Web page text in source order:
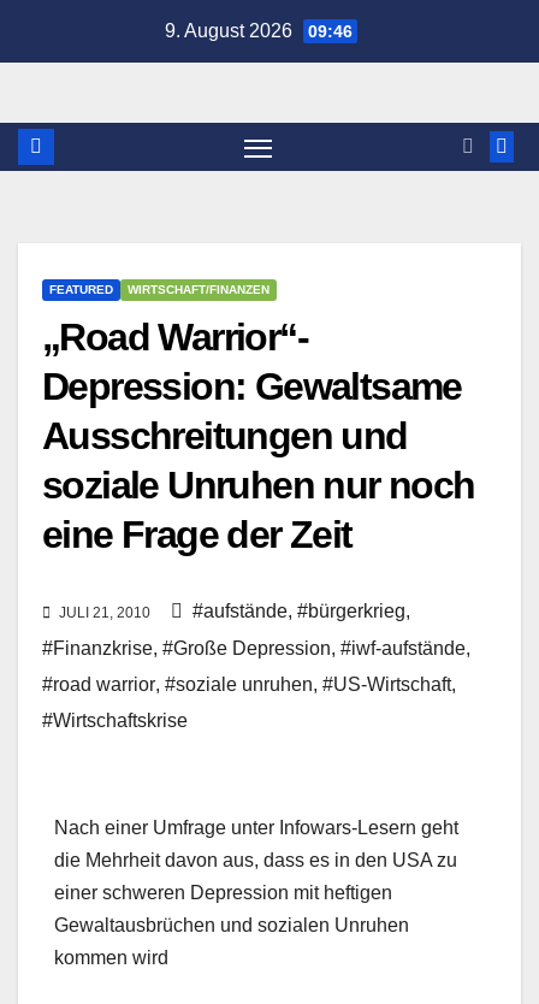
9. August 2026 09:46
FEATURED WIRTSCHAFT/FINANZEN
„Road Warrior“-
Depression: Gewaltsame
Ausschreitungen und
soziale Unruhen nur noch
eine Frage der Zeit
JULI 21, 2010 #aufstände, #bürgerkrieg,
#Finanzkrise, #Große Depression, #iwf-aufstände,
#road warrior, #soziale unruhen, #US-Wirtschaft,
#Wirtschaftskrise
Nach einer Umfrage unter Infowars-Lesern geht
die Mehrheit davon aus, dass es in den USA zu
einer schweren Depression mit heftigen
Gewaltausbrüchen und sozialen Unruhen
kommen wird